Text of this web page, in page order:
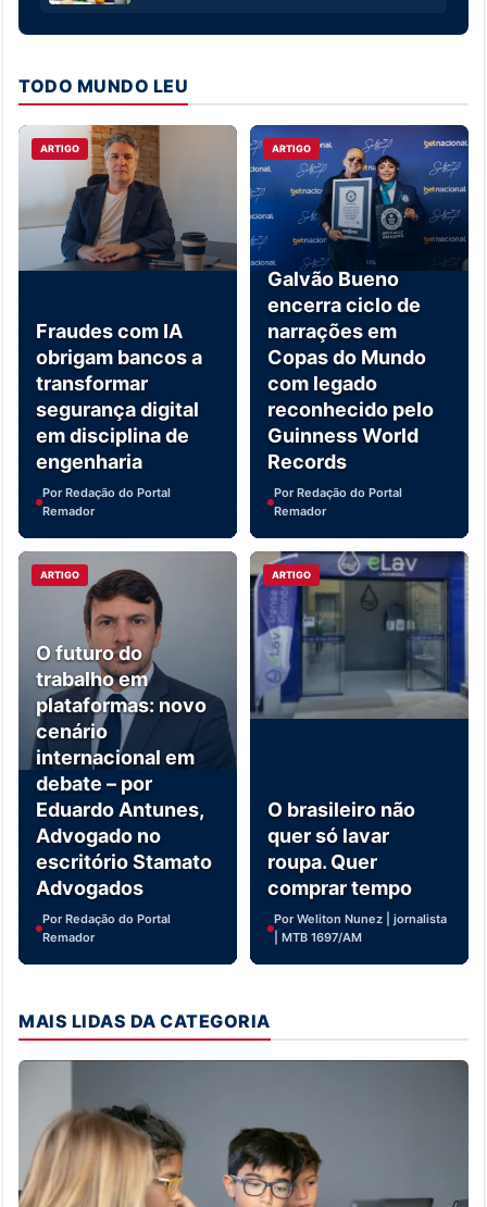
TODO MUNDO LEU
ARTIGO
Fraudes com IA
obrigam bancos a
transformar
segurança digital
em disciplina de
engenharia
Por Redação do Portal
Remador
ARTIGO
Galvão Bueno
encerra ciclo de
narrações em
Copas do Mundo
com legado
reconhecido pelo
Guinness World
Records
Por Redação do Portal
Remador
ARTIGO
O futuro do
trabalho em
plataformas: novo
cenário
internacional em
debate – por
Eduardo Antunes,
Advogado no
escritório Stamato
Advogados
Por Redação do Portal
Remador
ARTIGO
O brasileiro não
quer só lavar
roupa. Quer
comprar tempo
Por Weliton Nunez | jornalista
| MTB 1697/AM
MAIS LIDAS DA CATEGORIA